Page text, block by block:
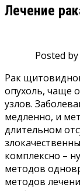
Лечение
Posted by
Рак
опухоль, чаще
узлов.
медленно, и
длительном
комплексно –
методов
методов